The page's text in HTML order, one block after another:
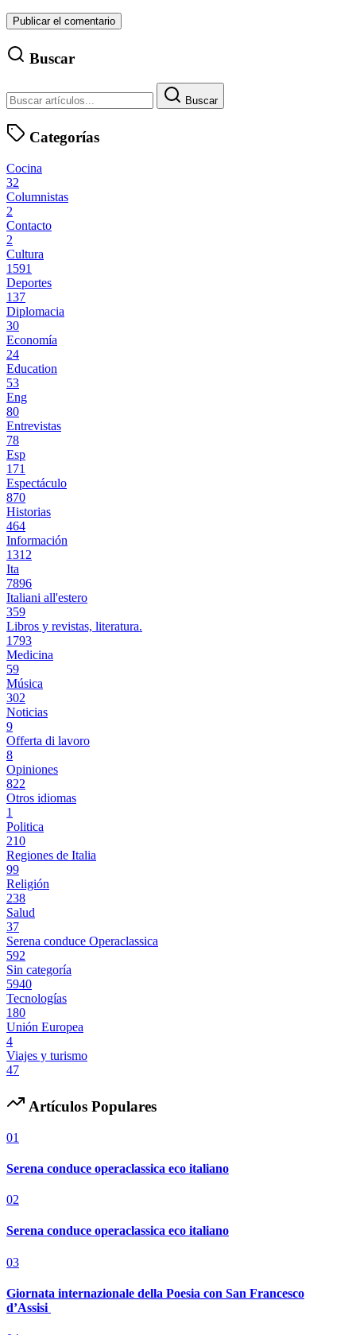
Buscar
Buscar
Categorías
Cocina
32
Columnistas
2
Contacto
2
Cultura
1591
Deportes
137
Diplomacia
30
Economía
24
Education
53
Eng
80
Entrevistas
78
Esp
171
Espectáculo
870
Historias
464
Información
1312
Ita
7896
Italiani all'estero
359
Libros y revistas, literatura.
1793
Medicina
59
Música
302
Noticias
9
Offerta di lavoro
8
Opiniones
822
Otros idiomas
1
Politica
210
Regiones de Italia
99
Religión
238
Salud
37
Serena conduce Operaclassica
592
Sin categoría
5940
Tecnologías
180
Unión Europea
4
Viajes y turismo
47
Artículos Populares
01
Serena conduce operaclassica eco italiano
02
Serena conduce operaclassica eco italiano
03
Giornata internazionale della Poesia con San Francesco
d’Assisi